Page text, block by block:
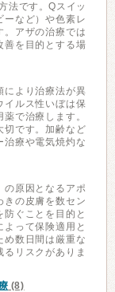
法です。Qスイッ
など）や色素レ
アザの治療では
善を目的とする場
により治療法が異
イルス性いぼは保
で治療します。
切です。加齢など
療や電気焼灼な
原因となるアポ
の皮膚を数セン
ぐことを目的と
って保険適用と
数日間は厳重な
リスクがありま
(8)